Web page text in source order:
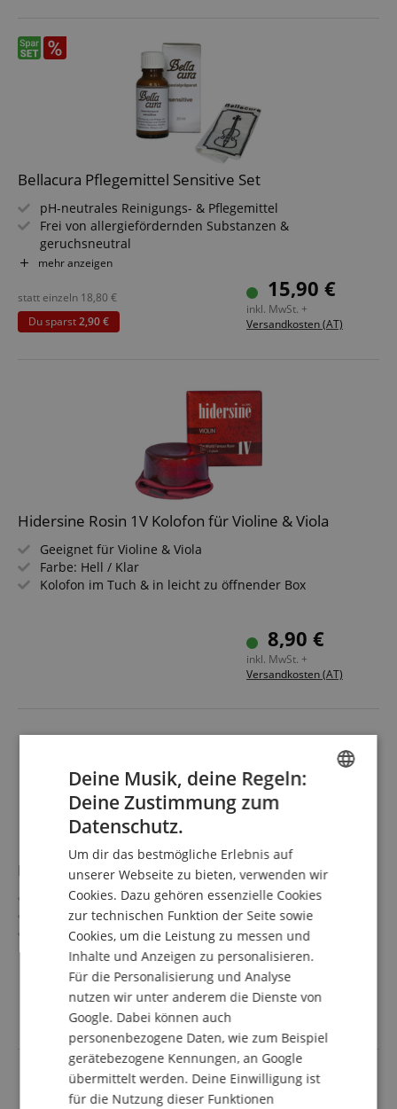
Bellacura Pflegemittel Sensitive Set
pH-neutrales Reinigungs- & Pflegemittel
Frei von allergiefördernden Substanzen &
geruchsneutral
Praktische Glasflasche mit Tropfeinsatz
Reinigt die Oberfläche von Streich- & Zupfinstrumenten
Entfernt auch hartnäckige Rückständen wie z.B.
Kolophonium
Schützt das Holz vor Austrocknung, wirkt fleck- &
mehr anzeigen
15,90 €
inkl. MwSt. +
Versandkosten (AT)
statt einzeln 18,80 €
Du sparst2,90 €
Hidersine Rosin 1V Kolofon für Violine & Viola
Geeignet für Violine & Viola
Farbe: Hell / Klar
Kolofon im Tuch & in leicht zu öffnender Box
8,90 €
inkl. MwSt. +
Versandkosten (AT)
Pirastro Evah Pirazzi Oliv Rosin Kolofon
Kolophonium aus der Evah Pirazzi Serie
Sehr geringe Staubentwicklung
Gute Haftkraft
Sehr gute Tragfähigkeit
mehr anzeigen
16,90 €
inkl. MwSt. +
FRENCH
ITALIAN
SPANISH
Deine Musik, deine Regeln:
Deine Zustimmung zum
Datenschutz.
Um dir das bestmögliche Erlebnis auf
unserer Webseite zu bieten, verwenden wir
Cookies. Dazu gehören essenzielle Cookies
zur technischen Funktion der Seite sowie
Cookies, um die Leistung zu messen und
Inhalte und Anzeigen zu personalisieren.
Für die Personalisierung und Analyse
nutzen wir unter anderem die Dienste von
Google. Dabei können auch
personenbezogene Daten, wie zum Beispiel
gerätebezogene Kennungen, an Google
übermittelt werden. Deine Einwilligung ist
für die Nutzung dieser Funktionen